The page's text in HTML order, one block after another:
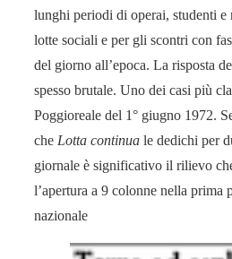
lunghi periodi di operai, studenti e
lotte sociali e per gli scontri con
del giorno all’epoca. La risposta
spesso brutale. Uno dei casi più
Poggioreale del 1° giugno 1972.
che Lotta continua le dedichi per
giornale è significativo il rilievo
l’apertura a 9 colonne nella prima
nazionale